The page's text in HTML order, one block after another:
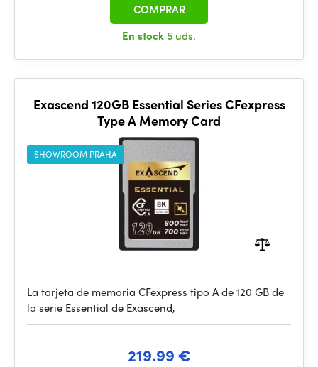
En stock 5 uds.
COMPRAR
Exascend 120GB Essential Series CFexpress
Type A Memory Card
SHOWROOM PRAHA
La tarjeta de memoria CFexpress tipo A de 120 GB de
la serie Essential de Exascend,
219.99 €